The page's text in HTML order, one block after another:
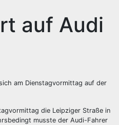
auf Audi
am Dienstagvormittag auf der
die Leipziger Straße in
musste der Audi-Fahrer